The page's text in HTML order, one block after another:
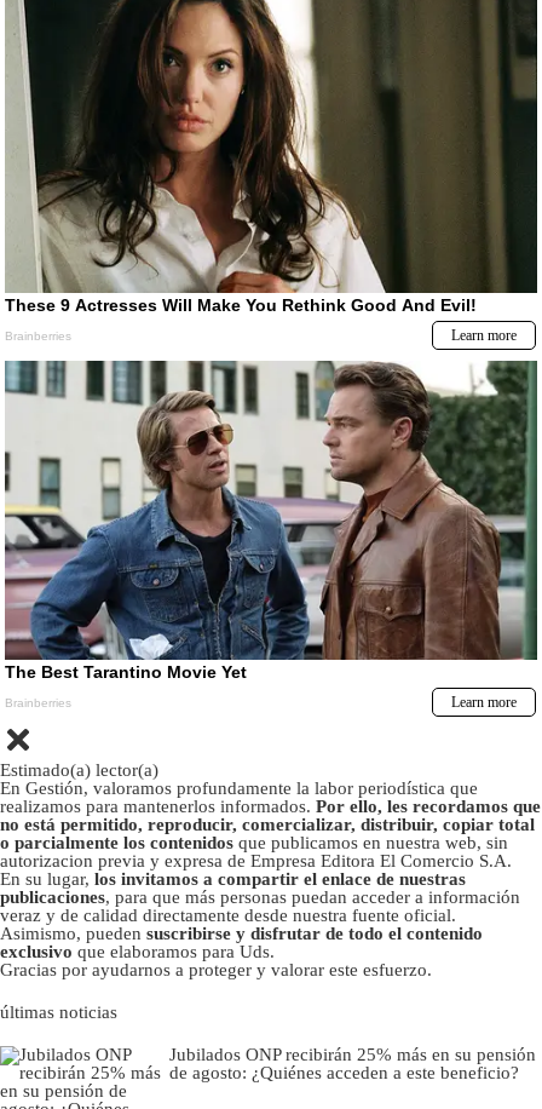
Estimado(a) lector(a)
En Gestión, valoramos profundamente la labor periodística que
realizamos para mantenerlos informados. Por ello, les recordamos que
no está permitido, reproducir, comercializar, distribuir, copiar total
o parcialmente los contenidos que publicamos en nuestra web, sin
autorizacion previa y expresa de Empresa Editora El Comercio S.A.
En su lugar, los invitamos a compartir el enlace de nuestras
publicaciones, para que más personas puedan acceder a información
veraz y de calidad directamente desde nuestra fuente oficial.
Asimismo, pueden suscribirse y disfrutar de todo el contenido
exclusivo que elaboramos para Uds.
Gracias por ayudarnos a proteger y valorar este esfuerzo.
últimas noticias
Jubilados ONP recibirán 25% más en su pensión
de agosto: ¿Quiénes acceden a este beneficio?